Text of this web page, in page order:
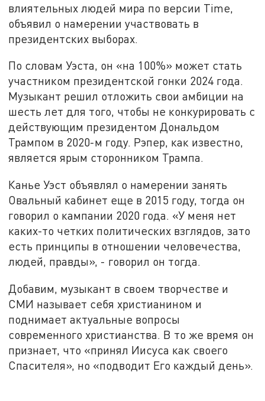
влиятельных людей мира по версии Time,
объявил о намерении участвовать в
президентских выборах.
По словам Уэста, он «на 100%» может стать
участником президентской гонки 2024 года.
Музыкант решил отложить свои амбиции на
шесть лет для того, чтобы не конкурировать с
действующим президентом Дональдом
Трампом в 2020-м году. Рэпер, как известно,
является ярым сторонником Трампа.
Канье Уэст объявлял о намерении занять
Овальный кабинет еще в 2015 году, тогда он
говорил о кампании 2020 года. «У меня нет
каких-то четких политических взглядов, зато
есть принципы в отношении человечества,
людей, правды», - говорил он тогда.
Добавим, музыкант в своем творчестве и
СМИ называет себя христианином и
поднимает актуальные вопросы
современного христианства. В то же время он
признает, что «принял Иисуса как своего
Спасителя», но «подводит Его каждый день».